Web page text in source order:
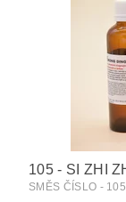
105 - SI ZHI
SMĚS ČÍSLO - 105